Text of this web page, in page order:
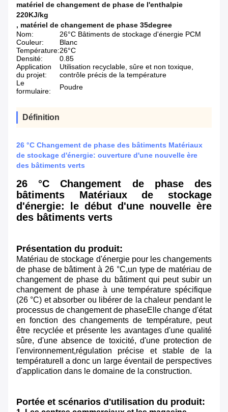
matériel de changement de phase de l'enthalpie
220KJ/kg
, matériel de changement de phase 35degree
Nom:
26°C Bâtiments de stockage d'énergie PCM
Couleur:
Blanc
Température:26°C
Densité:
0.85
Application
du projet:
Utilisation recyclable, sûre et non toxique,
contrôle précis de la température
Le
formulaire:
Poudre
Définition
26 °C Changement de phase des bâtiments Matériaux
de stockage d'énergie: ouverture d'une nouvelle ère
des bâtiments verts
26 °C Changement de phase des
bâtiments Matériaux de stockage
d'énergie: le début d'une nouvelle ère
des bâtiments verts
Présentation du produit:
Matériau de stockage d'énergie pour les changements
de phase de bâtiment à 26 °C,un type de matériau de
changement de phase du bâtiment qui peut subir un
changement de phase à une température spécifique
(26 °C) et absorber ou libérer de la chaleur pendant le
processus de changement de phaseElle change d'état
en fonction des changements de température, peut
être recyclée et présente les avantages d'une qualité
sûre, d'une absence de toxicité, d'une protection de
l'environnement,régulation précise et stable de la
températureIl a donc un large éventail de perspectives
d'application dans le domaine de la construction.
Portée et scénarios d'utilisation du produit: